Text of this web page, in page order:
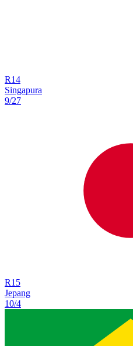
R14
Singapura
9/27
R15
Jepang
10/4